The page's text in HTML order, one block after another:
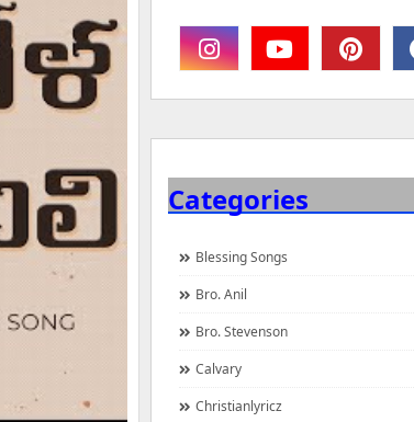
Categories
Blessing Songs
Bro. Anil
Bro. Stevenson
Calvary
Christianlyricz